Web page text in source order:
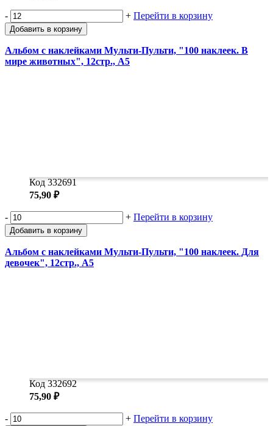
- + Перейти в корзину
Добавить в корзину
Альбом с наклейками Мульти-Пульти, "100 наклеек. В
мире животных", 12стр., А5
Код 332691
75,90 ₽
- + Перейти в корзину
Добавить в корзину
Альбом с наклейками Мульти-Пульти, "100 наклеек. Для
девочек", 12стр., А5
Код 332692
75,90 ₽
- + Перейти в корзину